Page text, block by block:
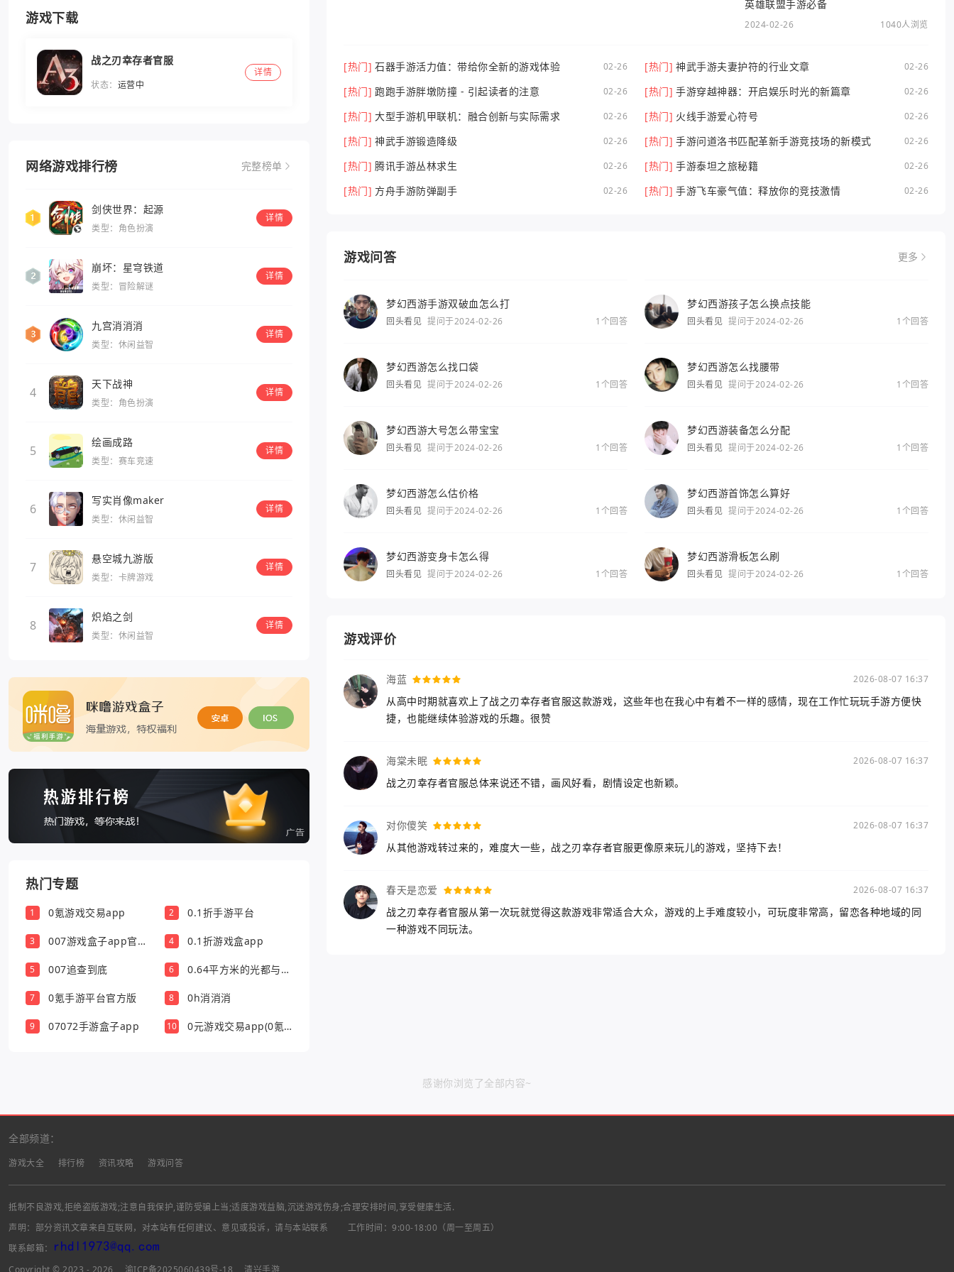
游戏下载
战之刃幸存者官服
状态： 运营中
详情
网络游戏排行榜 完整榜单
剑侠世界：起源
类型：角色扮演
详情
崩坏：星穹铁道
类型：冒险解谜
详情
九宫消消消
类型：休闲益智
详情
4
天下战神
类型：角色扮演
详情
5
绘画成路
类型：赛车竞速
详情
6
写实肖像maker
类型：休闲益智
详情
7
悬空城九游版
类型：卡牌游戏
详情
8
炽焰之剑
类型：休闲益智
详情
热门专题
1 0氪游戏交易app 2 0.1折手游平台
3
007游戏盒子app官方
4 0.1折游戏盒app
5 007追查到底 6
0.64平方米的光都与你
7 0氪手游平台官方版 8 0h消消消
9 07072手游盒子app 10
0元游戏交易app(0氪
英雄联盟手游必备
2024-02-26 1040人浏览
[热门] 石器手游活力值：带给你全新的游戏体验 02-26 [热门] 神武手游夫妻护符的行业文章 02-26
[热门] 跑跑手游胖墩防撞 - 引起读者的注意 02-26 [热门] 手游穿越神器：开启娱乐时光的新篇章 02-26
[热门] 大型手游机甲联机：融合创新与实际需求 02-26 [热门] 火线手游爱心符号 02-26
[热门] 神武手游锻造降级 02-26 [热门] 手游问道洛书匹配革新手游竞技场的新模式 02-26
[热门] 腾讯手游丛林求生 02-26 [热门] 手游泰坦之旅秘籍 02-26
[热门] 方舟手游防弹副手 02-26 [热门] 手游飞车豪气值：释放你的竞技激情 02-26
游戏问答 更多
梦幻西游手游双破血怎么打
回头看见 提问于2024-02-26 1个回答
梦幻西游孩子怎么换点技能
回头看见 提问于2024-02-26 1个回答
梦幻西游怎么找口袋
回头看见 提问于2024-02-26 1个回答
梦幻西游怎么找腰带
回头看见 提问于2024-02-26 1个回答
梦幻西游大号怎么带宝宝
回头看见 提问于2024-02-26 1个回答
梦幻西游装备怎么分配
回头看见 提问于2024-02-26 1个回答
梦幻西游怎么估价格
回头看见 提问于2024-02-26 1个回答
梦幻西游首饰怎么算好
回头看见 提问于2024-02-26 1个回答
梦幻西游变身卡怎么得
回头看见 提问于2024-02-26 1个回答
梦幻西游滑板怎么刷
回头看见 提问于2024-02-26 1个回答
游戏评价
海蓝 2026-08-07 16:37
从高中时期就喜欢上了战之刃幸存者官服这款游戏，这些年也在我心中有着不一样的感情，现在工作忙玩玩手游方便快
捷，也能继续体验游戏的乐趣。很赞
海棠未眠 2026-08-07 16:37
战之刃幸存者官服总体来说还不错，画风好看，剧情设定也新颖。
对你傻笑 2026-08-07 16:37
从其他游戏转过来的，难度大一些，战之刃幸存者官服更像原来玩儿的游戏，坚持下去！
春天是恋爱 2026-08-07 16:37
战之刃幸存者官服从第一次玩就觉得这款游戏非常适合大众，游戏的上手难度较小，可玩度非常高，留恋各种地域的同
一种游戏不同玩法。
感谢你浏览了全部内容~
全部频道：
游戏大全 排行榜 资讯攻略 游戏问答
抵制不良游戏,拒绝盗版游戏;注意自我保护,谨防受骗上当;适度游戏益脑,沉迷游戏伤身;合理安排时间,享受健康生活.
声明：部分资讯文章来自互联网，对本站有任何建议、意见或投诉，请与本站联系
工作时间：9:00-18:00（周一至周五）
联系邮箱：
Copyright © 2023 - 2026
渝ICP备2025060439号-18 清兴手游